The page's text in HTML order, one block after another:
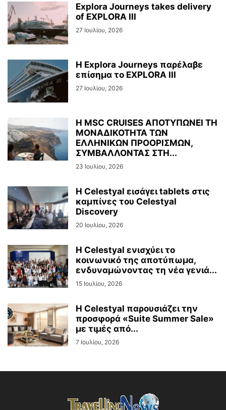
Explora Journeys takes delivery
of EXPLORA III
27 Ιουλίου, 2026
Η Explora Journeys παρέλαβε
επίσημα το EXPLORA III
27 Ιουλίου, 2026
H MSC CRUISES ΑΠΟΤΥΠΩΝΕΙ ΤΗ
ΜΟΝΑΔΙΚΟΤΗΤΑ ΤΩΝ
ΕΛΛΗΝΙΚΩΝ ΠΡΟΟΡΙΣΜΩΝ,
ΣΥΜΒΑΛΛΟΝΤΑΣ ΣΤΗ...
23 Ιουλίου, 2026
Η Celestyal εισάγει tablets στις
καμπίνες του Celestyal
Discovery
20 Ιουλίου, 2026
Η Celestyal ενισχύει το
κοινωνικό της αποτύπωμα,
ενδυναμώνοντας τη νέα γενιά...
15 Ιουλίου, 2026
Η Celestyal παρουσιάζει την
προσφορά «Suite Summer Sale»
με τιμές από...
7 Ιουλίου, 2026